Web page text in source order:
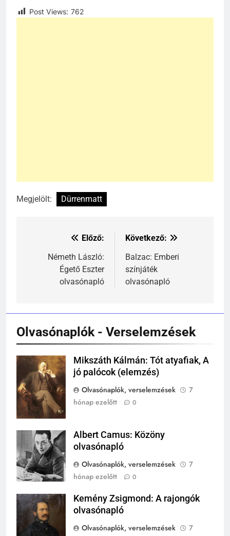
Post Views: 762
Megjelölt: Dürrenmatt
Bejegyzés
navigáció
Előző:
Németh László:
Égető Eszter
olvasónapló
Következő:
Balzac: Emberi
színjáték
olvasónapló
Olvasónaplók - Verselemzések
Mikszáth
Kálmán
Mikszáth Kálmán: Tót atyafiak, A
jó palócok (elemzés)
Olvasónaplók, verselemzések
7
hónap ezelőtt
0
Albert Camus
Albert Camus: Közöny
olvasónapló
Olvasónaplók, verselemzések
7
hónap ezelőtt
0
Kemény
Zsigmond
Kemény Zsigmond: A rajongók
olvasónapló
Olvasónaplók, verselemzések
7
Ki találta fel a gőzgépet?
TÖRTÉNELEM ÉRDEKESSÉGEK
KIK VOLTAK?
TÖRTÉNELEM ÉRDEKESSÉGEK
243
A középkor titkai: Mi rejtőzött a
várak falai mögött?
MIKOR VOLT?
TÖRTÉNELEM ÉRDEKESSÉGEK
Mikor volt a római birodalom
bukása, és mi történt utána?
TÖRTÉNELEM ÉRDEKESSÉGEK
Ki volt Zeusz?
TÖRTÉNELEM ÉRDEKESSÉGEK